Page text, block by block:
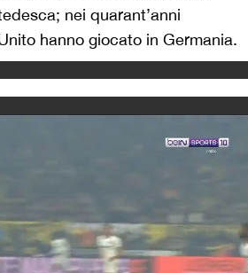
nei quarant’anni
hanno giocato in Germania.